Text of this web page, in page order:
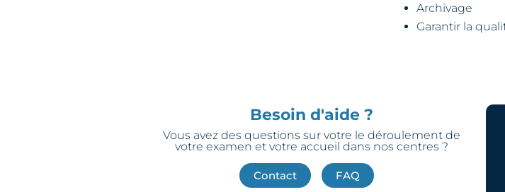
Archivage
Garantir la
Besoin d'aide ?
Vous avez des questions sur votre le déroulement de
votre examen et votre accueil dans nos centres ?
Contact FAQ